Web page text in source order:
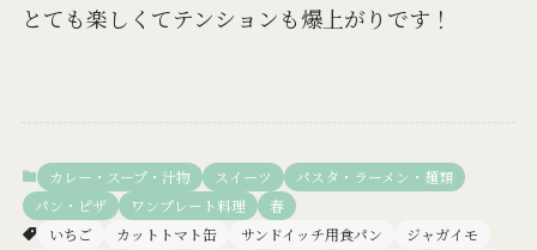
とても楽しくてテンションも爆上がりです！
カレー・スープ・汁物 スイーツ
パスタ・ラーメン・麺類
パン・ピザ
ワンプレート料理
春
いちご
カットトマト缶 サンドイッチ用食パン
ジャガイモ